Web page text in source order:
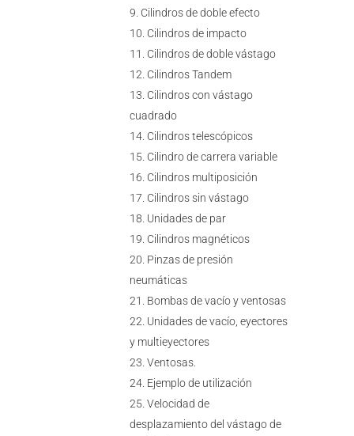
Cilindros de doble efecto
Cilindros de impacto
Cilindros de doble vástago
Cilindros Tandem
Cilindros con vástago
cuadrado
Cilindros telescópicos
Cilindro de carrera variable
Cilindros multiposición
Cilindros sin vástago
Unidades de par
Cilindros magnéticos
Pinzas de presión
neumáticas
Bombas de vacío y ventosas
Unidades de vacío, eyectores
y multieyectores
Ventosas.
Ejemplo de utilización
Velocidad de
desplazamiento del vástago de